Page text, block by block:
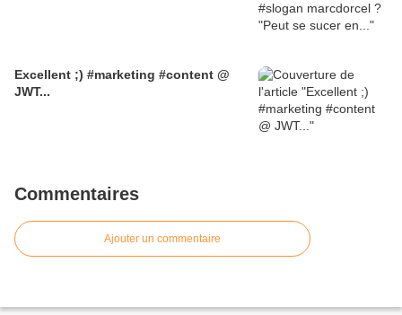
Excellent ;) #marketing #content @
JWT...
Commentaires
Ajouter un commentaire